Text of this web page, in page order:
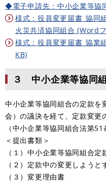
◆電子申請先：中小企業等協
様式：役員変更届書_協同
火災共済協同組合 (Word
様式：役員変更届書_協業
KB)
３ 中小企業等協同
中小企業等協同組合の定款を
会）の議決を経て、定款変更
（中小企業等協同組合法第51
＜提出書類＞
（１）中小企業等協同組合
（２）定款中の変更しよう
（３）変更理由書